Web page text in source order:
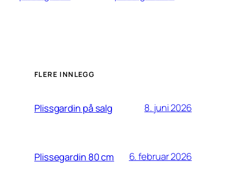
FLERE INNLEGG
Plissgardin på salg 8. juni 2026
Plissegardin 80 cm 6. februar 2026